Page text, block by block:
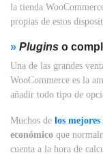
la tienda
propias de estos
» Plugins o
Una de las grandes
WooCommerce es la
añadir todo tipo de
Muchos de los
económico que
cuenta a la hora de